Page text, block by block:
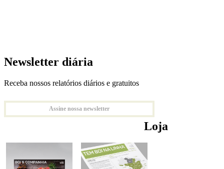
Newsletter diária
Receba nossos relatórios diários e gratuitos
Assine nossa newsletter
Loja